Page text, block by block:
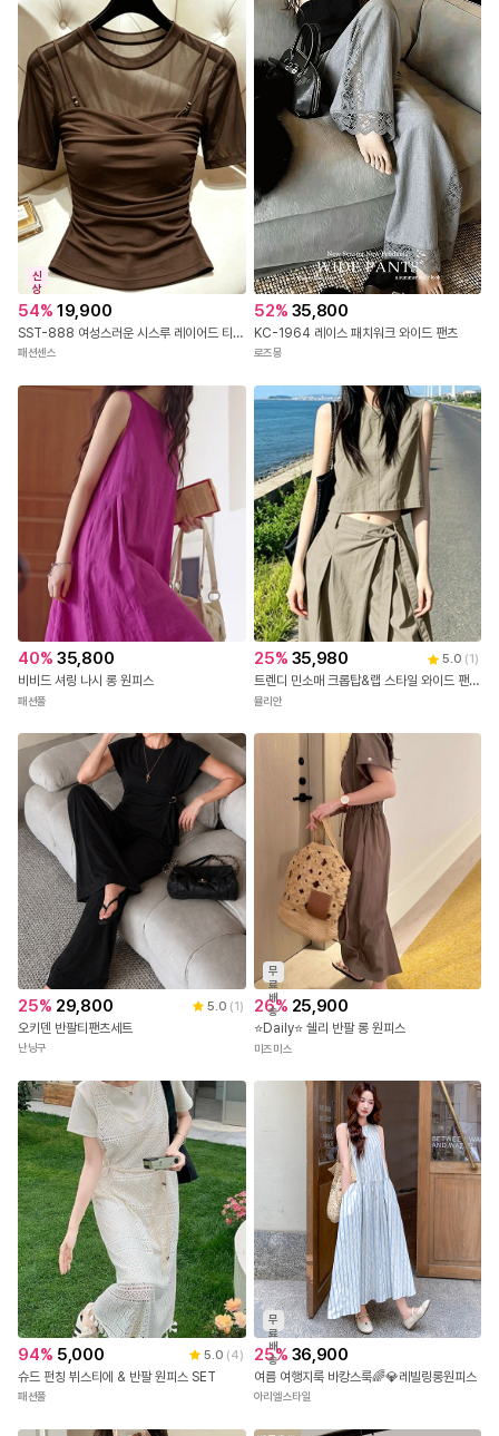
신
상
54% 19,900
SST-888 여성스러운 시스루 레이어드 티셔츠
패션센스
52% 35,800
KC-1964 레이스 패치워크 와이드 팬츠
로즈몽
40% 35,800
비비드 셔링 나시 롱 원피스
패션풀
25% 35,980 5.0 (1 )
트렌디 민소매 크롭탑&랩 스타일 와이드 팬츠 😍2SET😍
뮬리안
25% 29,800 5.0 (1)
오키덴 반팔티팬츠세트
난닝구
무
료
배
송
26% 25,900
⭐Daily⭐ 쉘리 반팔 롱 원피스
미즈미스
94% 5,000 5.0 (4)
슈드 펀칭 뷔스티에 & 반팔 원피스 SET
패션풀
무
료
배
송
25% 36,900
여름 여행지룩 바캉스룩🌈💎레빌링롱원피스
아리엘스타일